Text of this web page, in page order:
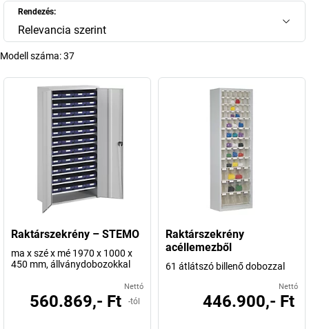
Rendezés:
Relevancia szerint
Modell száma:37
Raktárszekrény – STEMO
ma x szé x mé 1970 x 1000 x
450 mm, állványdobozokkal
Nettó
560.869,- Ft -tól
Raktárszekrény
acéllemezből
61 átlátszó billenő dobozzal
Nettó
446.900,- Ft